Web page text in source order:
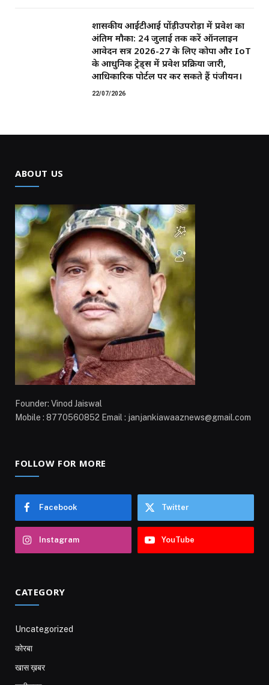
शासकीय आईटीआई पोंड़ीउपरोड़ा में प्रवेश का
अंतिम मौका: 24 जुलाई तक करें ऑनलाइन
आवेदन सत्र 2026-27 के लिए कोपा और IoT
के आधुनिक ट्रेड्स में प्रवेश प्रक्रिया जारी,
आधिकारिक पोर्टल पर कर सकते हैं पंजीयन।
22/07/2026
ABOUT US
Founder: Vinod Jaiswal
Mobile : 8770560852 Email : janjankiawaaznews@gmail.com
FOLLOW FOR MORE
Facebook Twitter
Instagram YouTube
CATEGORY
Uncategorized
कोरबा
खास ख़बर